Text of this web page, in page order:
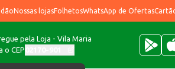
Nossas lojasFolhetosWhatsApp de Ofertas
pela Loja - Vila Maria
o CEP